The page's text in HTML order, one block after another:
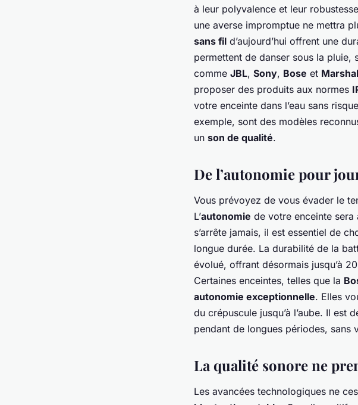
à leur polyvalence et leur
une averse impromptue ne mettra
sans fil d’aujourd’hui offrent une
permettent de danser sous la
comme JBL, Sony, Bose et
proposer des produits aux normes
votre enceinte dans l’eau sans
exemple, sont des modèles
un son de qualité.
De l’autonomie pour
Vous prévoyez de vous évader le
L’autonomie de votre enceinte sera
s’arrête jamais, il est essentiel de
longue durée. La durabilité de la
évolué, offrant désormais jusqu’à
Certaines enceintes, telles que la
autonomie exceptionnelle. Elles
du crépuscule jusqu’à l’aube. Il
pendant de longues périodes, sans
La qualité sonore ne
Les avancées technologiques ne